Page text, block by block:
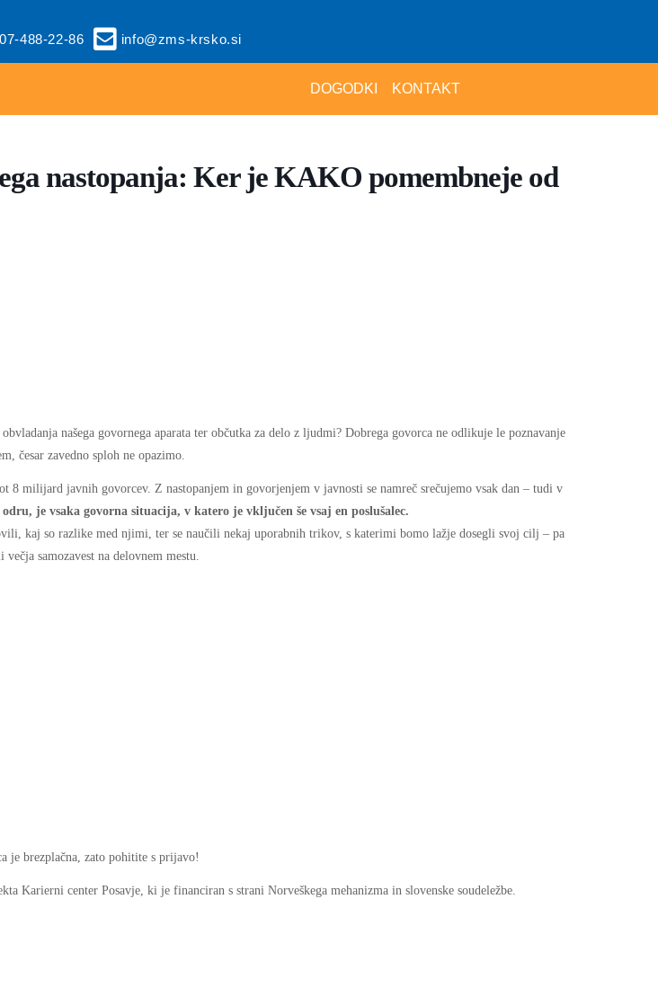
07-488-22-86 info@zms-krsko.si
DOGODKI KONTAKT
nastopanja: Ker je KAKO pomembneje od
našega govornega aparata ter občutka za delo z ljudmi? Dobrega govorca ne odlikuje le poznavanje
česar zavedno sploh ne opazimo.
milijard javnih govorcev. Z nastopanjem in govorjenjem v javnosti se namreč srečujemo vsak dan – tudi v
je vsaka govorna situacija, v katero je vključen še vsaj en poslušalec.
kaj so razlike med njimi, ter se naučili nekaj uporabnih trikov, s katerimi bomo lažje dosegli svoj cilj – pa
samozavest na delovnem mestu.
je brezplačna, zato pohitite s prijavo!
Karierni center Posavje, ki je financiran s strani Norveškega mehanizma in slovenske soudeležbe.